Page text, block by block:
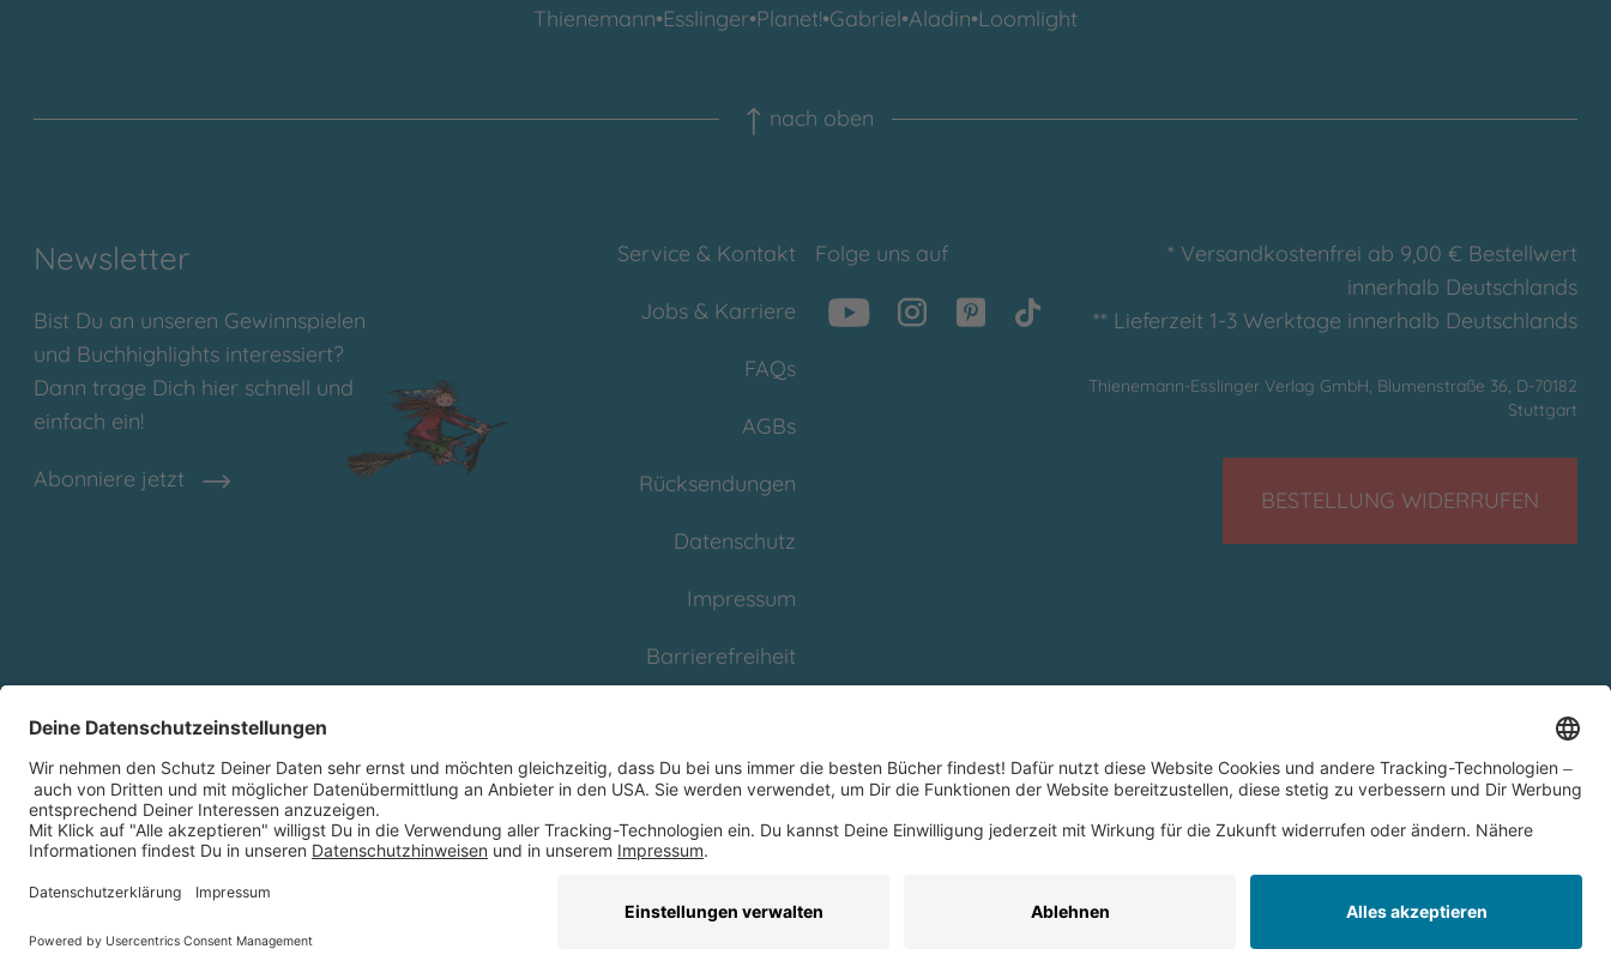
Thienemann•Esslinger•Planet!•Gabriel•Aladin•Loomlight
nach oben
Newsletter
Bist Du an unseren Gewinnspielen
und Buchhighlights interessiert?
Dann trage Dich hier schnell und
einfach ein!
Abonniere jetzt
Service & Kontakt
Jobs & Karriere
FAQs
AGBs
Rücksendungen
Datenschutz
Impressum
Barrierefreiheit
Partnerprogramm
(Affiliate)
Folge uns auf
* Versandkostenfrei ab 9,00 € Bestellwert
innerhalb Deutschlands
** Lieferzeit 1-3 Werktage innerhalb Deutschlands
Thienemann-Esslinger Verlag GmbH, Blumenstraße 36, D-70182
Stuttgart
BESTELLUNG WIDERRUFEN